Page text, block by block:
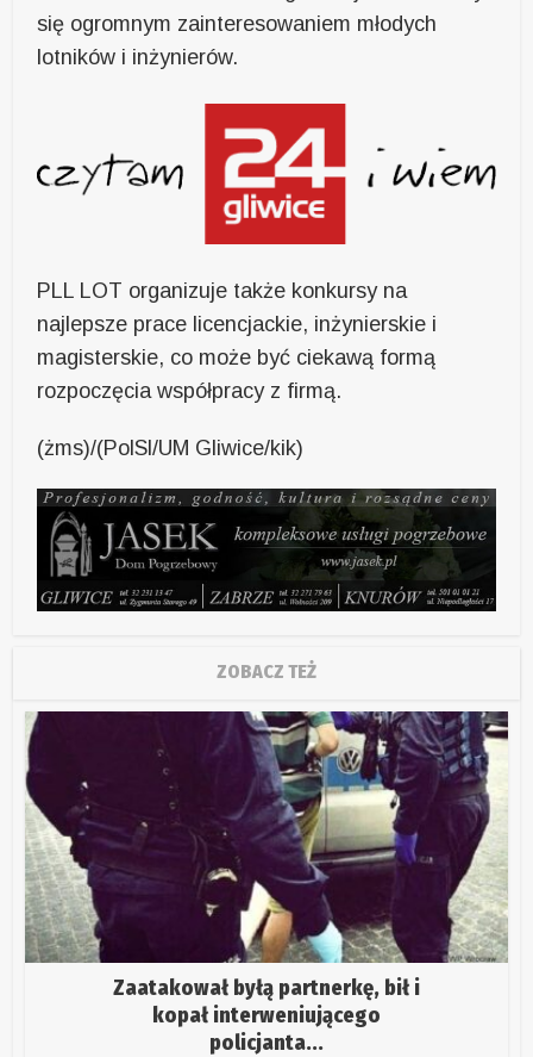
się ogromnym zainteresowaniem młodych
lotników i inżynierów.
PLL LOT organizuje także konkursy na
najlepsze prace licencjackie, inżynierskie i
magisterskie, co może być ciekawą formą
rozpoczęcia współpracy z firmą.
(żms)/(PolSl/UM Gliwice/kik)
ZOBACZ TEŻ
Zaatakował byłą partnerkę, bił i
kopał interweniującego
policjanta...